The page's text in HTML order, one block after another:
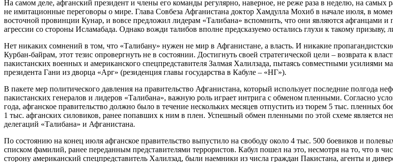
На самом деле, афганский президент и члены его команды регулярно, наверное, не реже раза в неделю, на
не имитационные переговоры о мире. Глава Совбеза Афганистана доктор Хамдулла Мохиб в начале июля, в
восточной провинции Кунар, и вовсе предложил лидерам «Талибана» вспомнить, что они являются
агрессии со стороны Исламабада. Однако вожди талибов вполне предсказуемо остались глухи к такому
Нет никаких сомнений в том, что «Талибану» нужен не мир в Афганистане, а власть. И никакие
Курбан-байрам, этот тезис опровергнуть не в состоянии. Достигнуть своей стратегической цели – возврата к
пакистанских военных и американского спецпредставителя Залмая Халилзада, пытаясь совместными усилиями
президента Гани из дворца «Арг» (резиденция главы государства в Кабуле – «НГ»).
В пакете мер политического давления на правительство Афганистана, который использует последние полгода
пакистанских генералов и лидеров «Талибана», важную роль играет интрига с обменом пленными. Согласно
года, афганское правительство должно было в течение нескольких месяцев отпустить из тюрем 5 тыс. пленных
1 тыс. афганских силовиков, ранее попавших к ним в плен. Успешный обмен пленными по этой схеме является
делегаций «Талибана» и Афганистана.
По состоянию на конец июля афганское правительство выпустило на свободу около 4 тыс. 500 боевиков и
списком фамилий, ранее переданным представителями террористов. Кабул пошел на это, несмотря на то, что в
сторону американский спецпредставитель Халилзад, были наемники из числа граждан Пакистана, агенты и